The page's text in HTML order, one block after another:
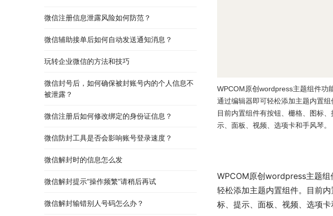
WPCOM原创wordpress主题组件功
通过编辑器即可轻松添加主题内置组
目前内置组件有按钮、栅格、图标、
示、面板、视频、选项卡和手风琴。
WPCOM原创wordpress主题组
轻松添加主题内置组件。目前
标、提示、面板、视频、选项卡
微信注册信息泄露风险如何防范？
微信辅助接单后如何自动发送通知消息？
玩转企业微信的方法和技巧
微信封号后，如何确保被封账号内的个人信息不
被泄露？
微信注册后如何修改绑定的身份证信息？
微信防封工具是否会影响账号登录速度？
微信解封时的信息怎么发
微信解封提示“操作频繁”请稍后再试
微信解封输错别人号码怎么办？